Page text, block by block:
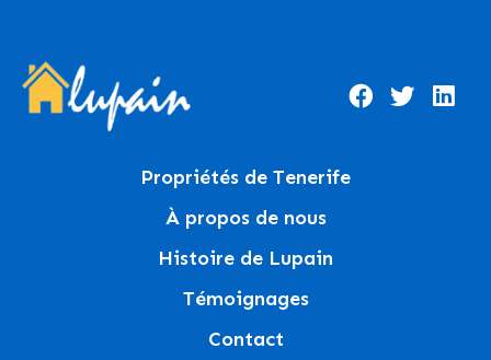
Propriétés de Tenerife
À propos de nous
Histoire de Lupain
Témoignages
Contact